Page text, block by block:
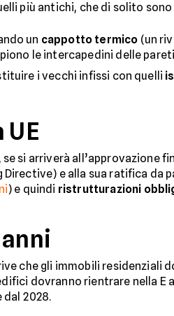
più antichi, che di solito
un cappotto termico (un
le intercapedini delle
i vecchi infissi con quelli
si arriverà all’approvazione
e alla sua ratifica da
) e quindi ristrutturazioni
che gli immobili residenziali
dovranno rientrare nella E
dal 2028.